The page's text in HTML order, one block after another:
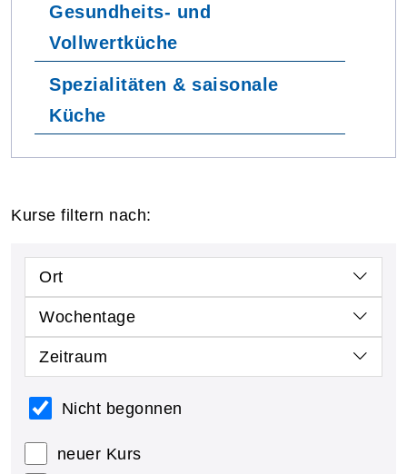
Gesundheits- und
Vollwertküche
Spezialitäten & saisonale
Küche
Kurse filtern nach:
Ort
Wochentage
Zeitraum
Nicht begonnen
neuer Kurs